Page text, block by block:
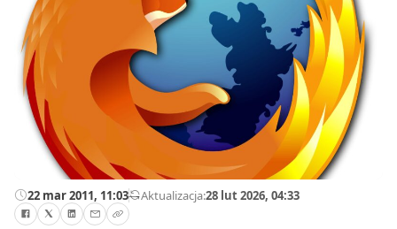
22 mar 2011, 11:03—Aktualizacja:28 lut 2026, 04:33